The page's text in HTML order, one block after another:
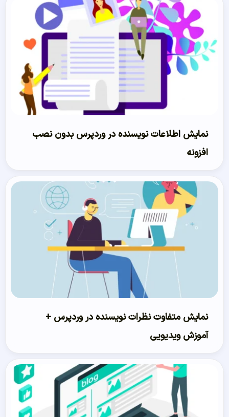
نمایش اطلاعات نویسنده در وردپرس بدون نصب
افزونه
نمایش متفاوت نظرات نویسنده در وردپرس +
آموزش ویدیویی